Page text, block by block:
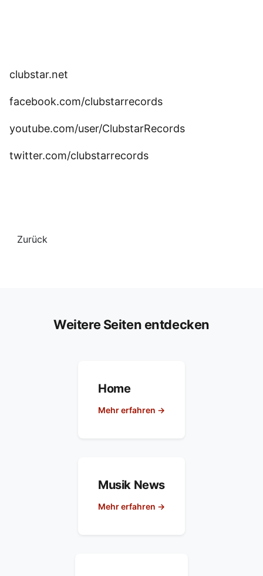
clubstar.net
facebook.com/clubstarrecords
youtube.com/user/ClubstarRecords
twitter.com/clubstarrecords
Zurück
Weitere Seiten entdecken
Home
Mehr erfahren →
Musik News
Mehr erfahren →